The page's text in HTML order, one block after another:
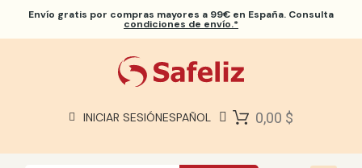
Envío gratis por compras mayores a 99€ en España. Consulta
condiciones de envío.*
INICIAR SESIÓNESPAÑOL 0,00 $